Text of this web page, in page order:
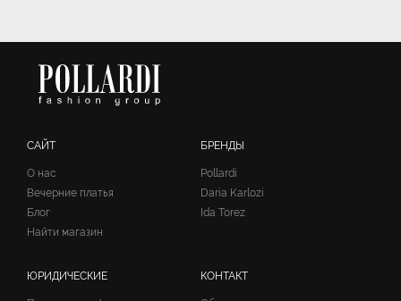
САЙТ
О нас
Вечерние платья
Блог
Найти магазин
БРЕНДЫ
Pollardi
Daria Karlozi
Ida Torez
ЮРИДИЧЕСКИЕ КОНТАКТ